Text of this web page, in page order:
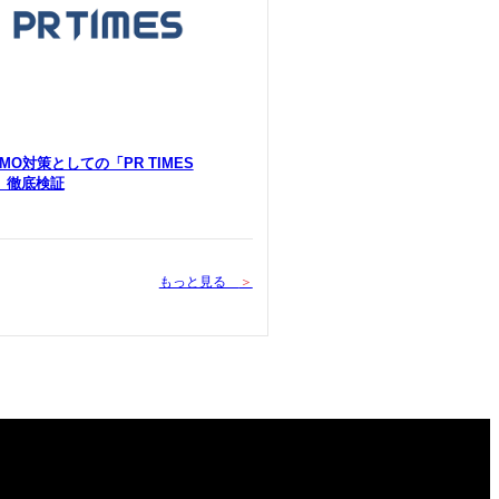
対策としての「PR TIMES
徹底検証
もっと見る ＞